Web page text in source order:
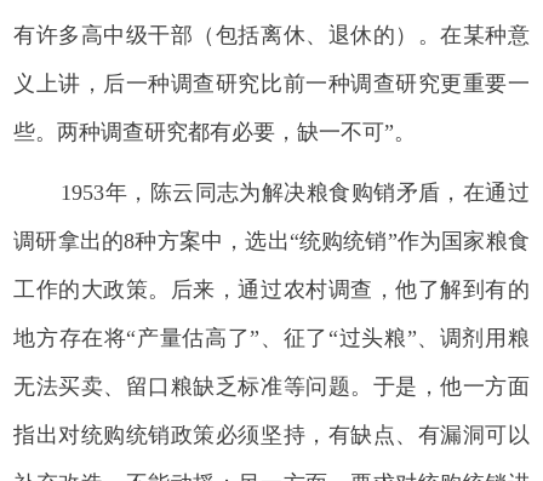
有许多高中级干部（包括离休、退休的）。在某种意
义上讲，后一种调查研究比前一种调查研究更重要一
些。两种调查研究都有必要，缺一不可”。
1953年，陈云同志为解决粮食购销矛盾，在通过
调研拿出的8种方案中，选出“统购统销”作为国家粮食
工作的大政策。后来，通过农村调查，他了解到有的
地方存在将“产量估高了”、征了“过头粮”、调剂用粮
无法买卖、留口粮缺乏标准等问题。于是，他一方面
指出对统购统销政策必须坚持，有缺点、有漏洞可以